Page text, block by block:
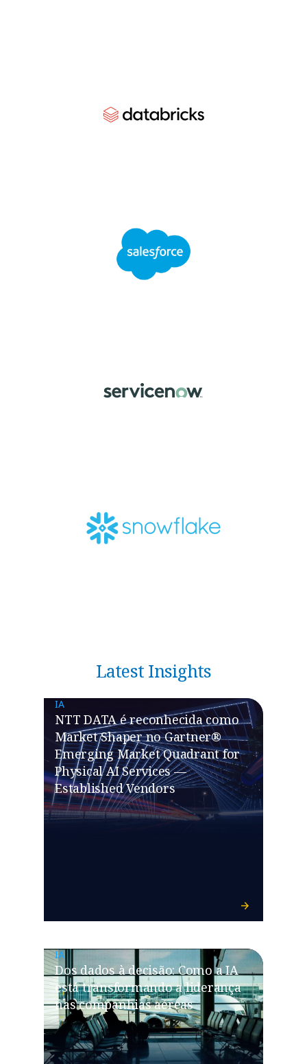
Latest Insights
IA
NTT DATA é reconhecida como
Market Shaper no Gartner®
Emerging Market Quadrant for
Physical AI Services —
Established Vendors
IA
Dos dados à decisão: Como a IA
está transformando a liderança
nas companhias aéreas